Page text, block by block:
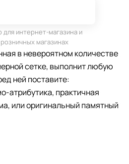
для интернет-магазина и
магазинах
в невероятном количестве
сетке, выполнит любую
ней поставите:
атрибутика, практичная
или оригинальный памятный